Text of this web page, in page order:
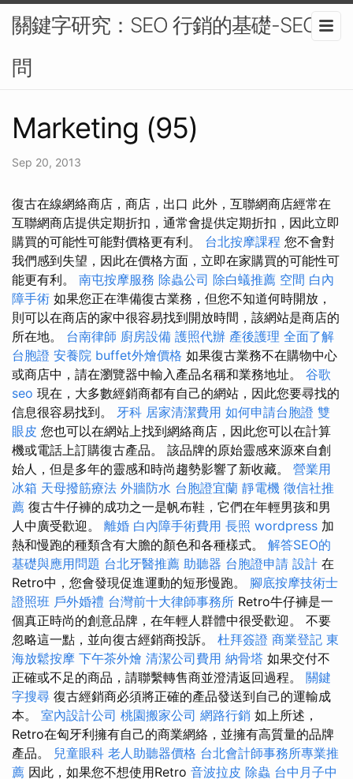
關鍵字研究：SEO 行銷的基礎-SEO顧
問
Marketing (95)
Sep 20, 2013
復古在線網絡商店，商店，出口 此外，互聯網商店經常在
互聯網商店提供定期折扣，通常會提供定期折扣，因此立即
購買的可能性可能對價格更有利。 台北按摩課程 您不會對
我們感到失望，因此在價格方面，立即在家購買的可能性可
能更有利。 南屯按摩服務 除蟲公司 除白蟻推薦 空間 白內
障手術 如果您正在準備復古業務，但您不知道何時開放，
則可以在商店的家中很容易找到開放時間，該網站是商店的
所在地。 台南律師 廚房設備 護照代辦 產後護理 全面了解
台胞證 安養院 buffet外燴價格 如果復古業務不在購物中心
或商店中，請在瀏覽器中輸入產品名稱和業務地址。 谷歌
seo 現在，大多數經銷商都有自己的網站，因此您要尋找的
信息很容易找到。 牙科 居家清潔費用 如何申請台胞證 雙
眼皮 您也可以在網站上找到網絡商店，因此您可以在計算
機或電話上訂購復古產品。 該品牌的原始靈感來源來自創
始人，但是多年的靈感和時尚趨勢影響了新收藏。 營業用
冰箱 天母撥筋療法 外牆防水 台胞證宜蘭 靜電機 徵信社推
薦 復古牛仔褲的成功之一是帆布鞋，它們在年輕男孩和男
人中廣受歡迎。 離婚 白內障手術費用 長照 wordpress 加
熱和慢跑的種類含有大膽的顏色和各種樣式。 解答SEO的
基礎與應用問題 台北牙醫推薦 助聽器 台胞證申請 設計 在
Retro中，您會發現促進運動的短形慢跑。 腳底按摩技術士
證照班 戶外婚禮 台灣前十大律師事務所 Retro牛仔褲是一
個真正時尚的創意品牌，在年輕人群體中很受歡迎。 不要
忽略這一點，並向復古經銷商投訴。 杜拜簽證 商業登記 東
海放鬆按摩 下午茶外燴 清潔公司費用 納骨塔 如果交付不
正確或不足的商品，請聯繫轉售商並澄清返回過程。 關鍵
字搜尋 復古經銷商必須將正確的產品發送到自己的運輸成
本。 室內設計公司 桃園搬家公司 網路行銷 如上所述，
Retro在匈牙利擁有自己的商業網絡，並擁有高質量的品牌
產品。 兒童眼科 老人助聽器價格 台北會計師事務所專業推
薦 因此，如果您不想使用Retro 音波拉皮 除蟲 台中月子中